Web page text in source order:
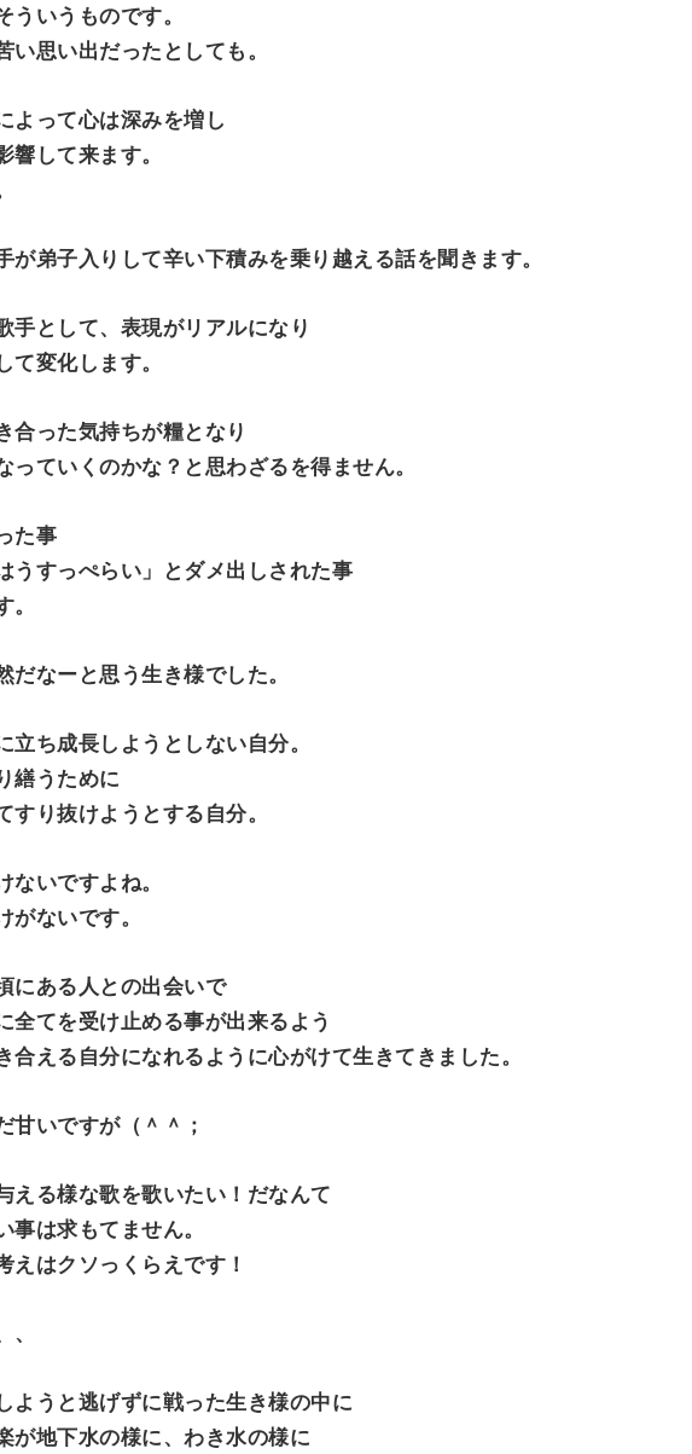
ういうものです。
い思い出だったとしても。
よって心は深みを増し
響して来ます。
が弟子入りして辛い下積みを乗り越える話を聞きます。
手として、表現がリアルになり
て変化します。
合った気持ちが糧となり
っていくのかな？と思わざるを得ません。
た事
うすっぺらい」とダメ出しされた事
。
だなーと思う生き様でした。
立ち成長しようとしない自分。
繕うために
すり抜けようとする自分。
ないですよね。
がないです。
にある人との出会いで
全てを受け止める事が出来るよう
合える自分になれるように心がけて生きてきました。
甘いですが（＾＾；
える様な歌を歌いたい！だなんて
事は求もてません。
えはクソっくらえです！
、
ようと逃げずに戦った生き様の中に
が地下水の様に、わき水の様に